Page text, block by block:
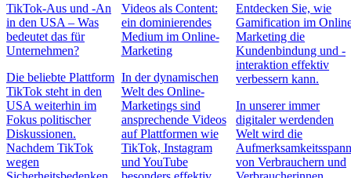
TikTok-Aus und -An
in den USA – Was
bedeutet das für
Unternehmen?
Die beliebte Plattform
TikTok steht in den
USA weiterhin im
Fokus politischer
Diskussionen.
Nachdem TikTok
wegen
Videos als Content:
ein dominierendes
Medium im Online-
Marketing
In der dynamischen
Welt des Online-
Marketings sind
ansprechende Videos
auf Plattformen wie
TikTok, Instagram
und YouTube
Entdecken Sie, wie
Gamification im
Marketing die
Kundenbindung und -
interaktion effektiv
verbessern kann.
In unserer immer
digitaler werdenden
Welt wird die
von Verbrauchern und